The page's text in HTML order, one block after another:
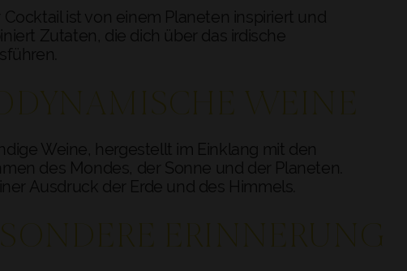
Cocktail ist von einem Planeten inspiriert und
Zutaten, die dich über das irdische
WEINE
Weine, hergestellt im Einklang mit den
des Mondes, der Sonne und der Planeten.
Ausdruck der Erde und des Himmels.
ERINNERUNG